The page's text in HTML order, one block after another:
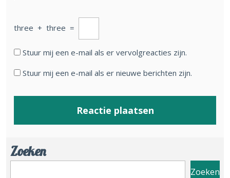
three + three =
Stuur mij een e-mail als er vervolgreacties zijn.
Stuur mij een e-mail als er nieuwe berichten zijn.
Zoeken
Zoeken